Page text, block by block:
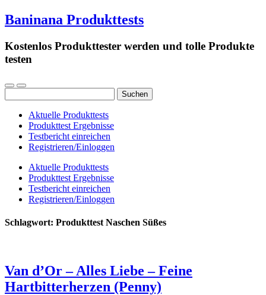
Baninana Produkttests
Kostenlos Produkttester werden und tolle Produkte
testen
nach:
Aktuelle Produkttests
Produkttest Ergebnisse
Testbericht einreichen
Registrieren/Einloggen
Aktuelle Produkttests
Produkttest Ergebnisse
Testbericht einreichen
Registrieren/Einloggen
Schlagwort: Produkttest Naschen Süßes
Van d’Or – Alles Liebe – Feine
Hartbitterherzen (Penny)